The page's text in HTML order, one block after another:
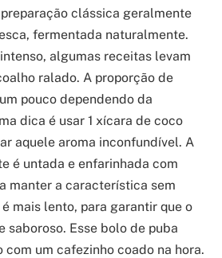
clássica geralmente
fermentada naturalmente.
algumas receitas levam
ralado. A proporção de
pouco dependendo da
dica é usar 1 xícara de coco
aquele aroma inconfundível. A
é untada e enfarinhada com
manter a característica sem
mais lento, para garantir que o
saboroso. Esse bolo de puba
um cafezinho coado na hora.